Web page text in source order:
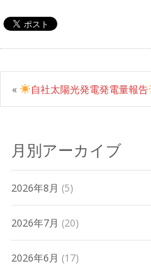
« 自社太陽光発電発電量報告
月別アーカイブ
2026年8月 (5)
2026年7月 (20)
2026年6月 (17)